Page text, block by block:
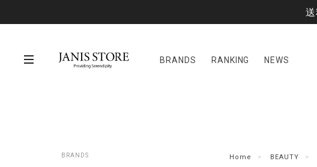
BRANDS RANKING NEWS
Home BEAUTY
BRANDS